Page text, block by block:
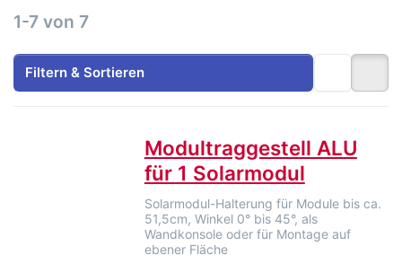
Suchergebnisse:
1-7 von 7
Filtern & Sortieren
Modultraggestell ALU
für 1 Solarmodul
Solarmodul-Halterung für Module bis ca.
51,5cm, Winkel 0° bis 45°, als
Wandkonsole oder für Montage auf
ebener Fläche